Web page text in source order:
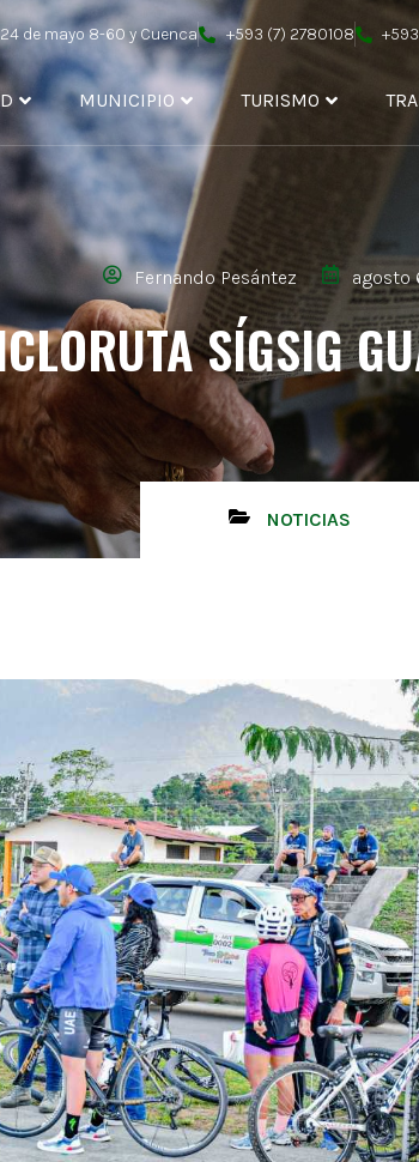
de mayo 8-60 y Cuenca +593 (7) 2780108
MUNICIPIO TURISMO
Fernando Pesántez agosto
SÍGSIG
NOTICIAS